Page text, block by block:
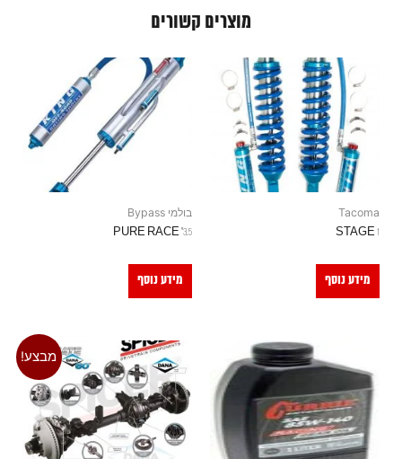
מוצרים קשורים
Tacoma
STAGE 1
מידע נוסף
בולמי Bypass
3.5" PURE RACE
מידע נוסף
מבצע!